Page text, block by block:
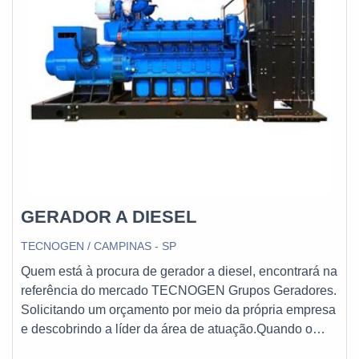
GERADOR A DIESEL
TECNOGEN / CAMPINAS - SP
Quem está à procura de gerador a diesel, encontrará na
referência do mercado TECNOGEN Grupos Geradores.
Solicitando um orçamento por meio da própria empresa
e descobrindo a líder da área de atuação.Quando o